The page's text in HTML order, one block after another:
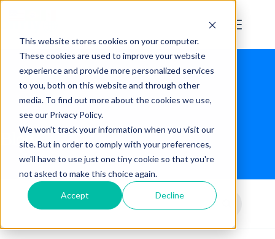
This website stores cookies on your computer.
These cookies are used to improve your website
experience and provide more personalized services
to you, both on this website and through other
media. To find out more about the cookies we use,
see our Privacy Policy.
We won't track your information when you visit our
site. But in order to comply with your preferences,
we'll have to use just one tiny cookie so that you're
not asked to make this choice again.
Accept Decline
Blog